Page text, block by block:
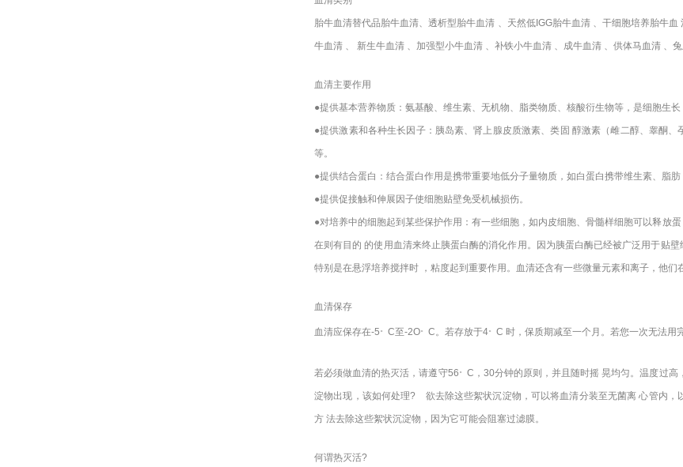
胎牛血清替代品胎牛血清、透析型胎牛血清 、天然低IGG胎牛血清 、干细胞培养胎牛
牛血清 、 新生牛血清 、加强型小牛血清 、补铁小牛血清 、成牛血清 、供体马血清 、
血清主要作用
●提供基本营养物质：氨基酸、维生素、无机物、脂类物质、核酸衍生物等，是细胞生长
●提供激素和各种生长因子：胰岛素、肾上腺皮质激素、类固 醇激素（雌二醇、睾酮
等。
●提供结合蛋白：结合蛋白作用是携带重要地低分子量物质，如白蛋白携带维生素、脂
●提供促接触和伸展因子使细胞贴壁免受机械损伤。
●对培养中的细胞起到某些保护作用：有一些细胞，如内皮细胞、骨髓样细胞可以释放
在则有目的 的使用血清来终止胰蛋白酶的消化作用。因为胰蛋白酶已经被广泛用于贴
特别是在悬浮培养搅拌时 ，粘度起到重要作用。血清还含有一些微量元素和离子，他们
血清保存
血清应保存在-5 C至-2O C。若存放于4 C 时，保质期减至一个月。若您一次无法用
若必须做血清的热灭活，请遵守56 C，30分钟的原则，并且随时摇 晃均匀。温度过
淀物出现，该如何处理? 欲去除这些絮状沉淀物，可以将血清分装至无菌离 心管内
方 法去除这些絮状沉淀物，因为它可能会阻塞过滤膜。
何谓热灭活?